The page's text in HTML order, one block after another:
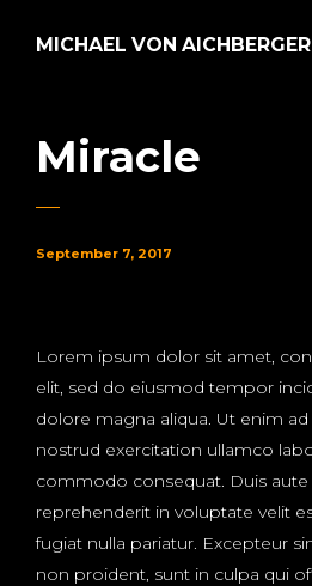
MICHAEL VON
Miracle
September 7, 2017
Lorem ipsum dolor sit amet,
elit, sed do eiusmod tempor
dolore magna aliqua. Ut enim
nostrud exercitation ullamco
commodo consequat. Duis aute
reprehenderit in voluptate velit
fugiat nulla pariatur. Excepteur
non proident, sunt in culpa qui